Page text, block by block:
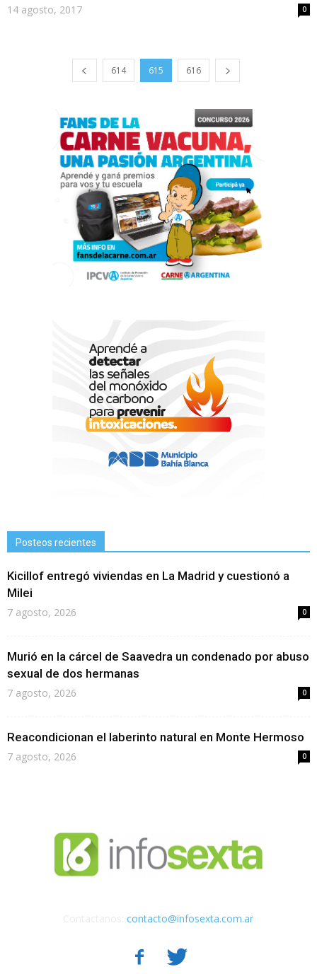
14 agosto, 2017 0
614 615 616
Posteos recientes
Kicillof entregó viviendas en La Madrid y cuestionó a
Milei
7 agosto, 2026 0
Murió en la cárcel de Saavedra un condenado por abuso
sexual de dos hermanas
7 agosto, 2026 0
Reacondicionan el laberinto natural en Monte Hermoso
7 agosto, 2026 0
contacto@infosexta.com.ar